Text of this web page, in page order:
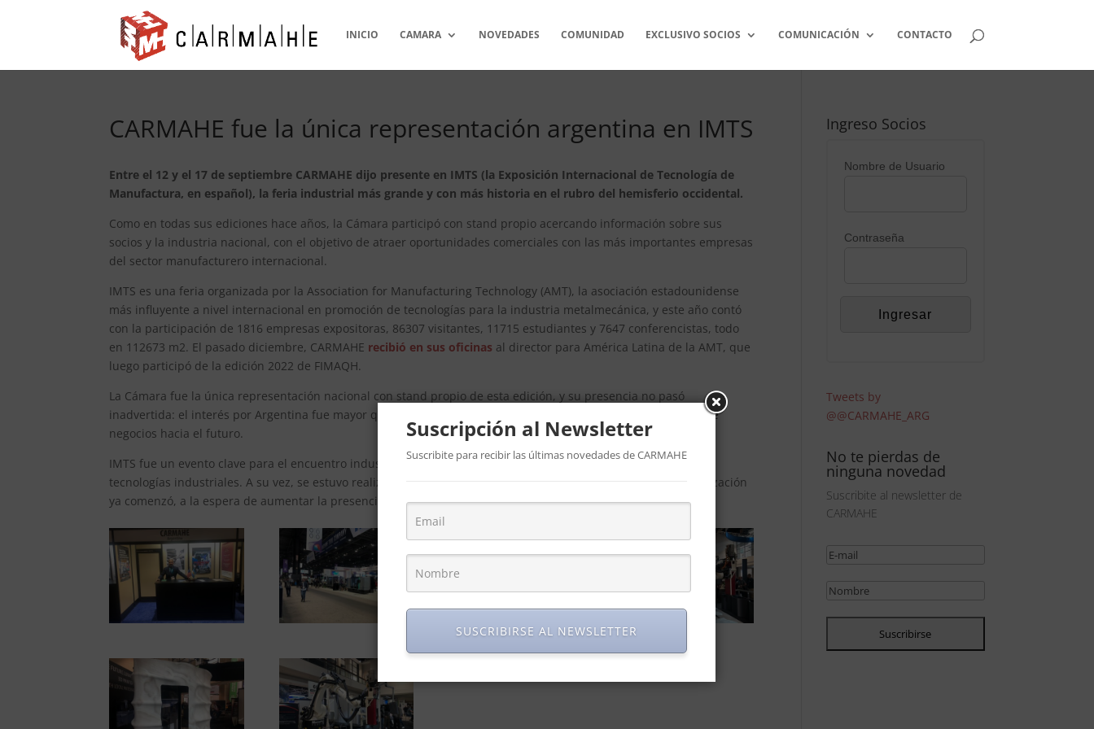
INICIO CAMARA NOVEDADES COMUNIDAD EXCLUSIVO SOCIOS COMUNICACIÓN CONTACTO
CARMAHE fue la única representación argentina en IMTS
Entre el 12 y el 17 de septiembre CARMAHE dijo presente en IMTS (la Exposición Internacional de Tecnología de
Manufactura, en español), la feria industrial más grande y con más historia en el rubro del hemisferio occidental.
Como en todas sus ediciones hace años, la Cámara participó con stand propio acercando información sobre sus
socios y la industria nacional, con el objetivo de atraer oportunidades comerciales con las más importantes empresas
del sector manufacturero internacional.
IMTS es una feria organizada por la Association for Manufacturing Technology (AMT), la asociación estadounidense
más influyente a nivel internacional en promoción de tecnologías para la industria metalmecánica, y este año contó
con la participación de 1816 empresas expositoras, 86307 visitantes, 11715 estudiantes y 7647 conferencistas, todo
en 112673 m2. El pasado diciembre, CARMAHE recibió en sus oficinas al director para América Latina de la AMT, que
luego participó de la edición 2022 de FIMAQH.
La Cámara fue la única representación nacional con stand propio de esta edición, y su presencia no pasó
inadvertida: el interés por Argentina fue mayor que en otras ediciones, abriéndose múltiples oportunidades de
negocios hacia el futuro.
IMTS fue un evento clave para el encuentro industrial, donde se pudo conocer lo último en las más variadas
tecnologías industriales. A su vez, se estuvo realizando un trabajo de promoción de FIMAQH 2024, cuya organización
ya comenzó, a la espera de aumentar la presencia de empresas internacionales en suelo nacional.
Ingreso Socios
Nombre de Usuario
Contraseña
Tweets by
@@CARMAHE_ARG
No te pierdas de
ninguna novedad
Suscribite al newsletter de
CARMAHE
Suscripción al Newsletter
Suscribite para recibir las últimas novedades de CARMAHE
SUSCRIBIRSE AL NEWSLETTER